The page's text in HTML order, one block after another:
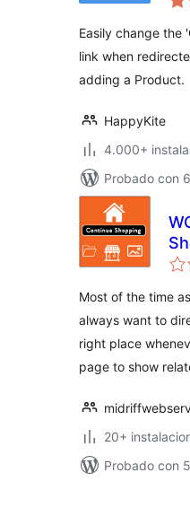
Easily change the
link when
adding a Product.
HappyKite
4.000+
Probado con
Most of the time
always want to
right place
page to show
20+
Probado con